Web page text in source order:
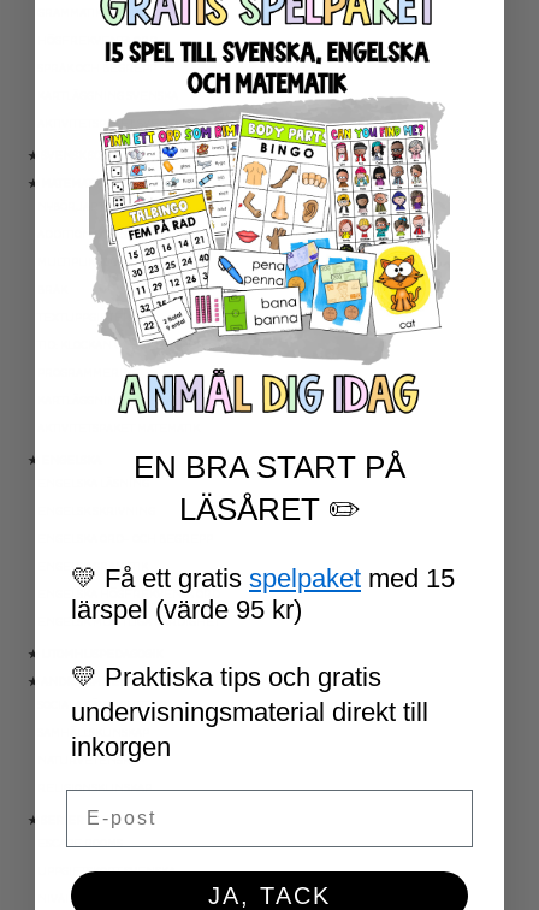
GRAMMATIK OCH RÄTTSTAVNING
HÖGFREKVENTA ORD
AKTIVITETSPAKET SVENSKA
★ SVENSK SOM ANDRASPRÅK
★ MATEMATIK
NYBÖRJARTRÄNING
ADDITION OCH SUBTRAKTION
MULTIPLIKATION OCH DIVISION
TEXTUPPGIFTER
TID: KLOCKAN OCH KALENDER
PROGRAMMERING
KARTLÄGGNING MATEMATIK
★ ENGELSKA
ENGELSK GRAMATIK
ENGELSKA HÖGFREKVENTA ORD
ENGELSK MUNTLIGA FÄRDIGHET
★ UTOMHUSPEDAGOGIK
★ ANDRA ÄMNEN
SOCIALA FÄRDIGHETER
NATURVETENSKAP
RELIGIONSKUNSKAP
★ SERIER
ESCAPE ROOMS
UPPGIFTSKORT SVENSKA
NIVÅINDELADE LÄSTEXTER
EN BRA START PÅ
LÄSÅRET ✏️
💛 Få ett gratis spelpaket med 15
lärspel (värde 95 kr)
💛 Praktiska tips och gratis
undervisningsmaterial direkt till
inkorgen
JA, TACK